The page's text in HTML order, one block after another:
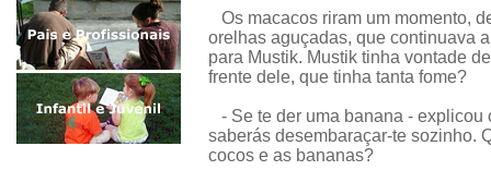
Os macacos riram um momento,
orelhas aguçadas, que continuava
para Mustik. Mustik tinha vontade
frente dele, que tinha tanta fome?
- Se te der uma banana - explicou
saberás desembaraçar-te sozinho.
cocos e as bananas?